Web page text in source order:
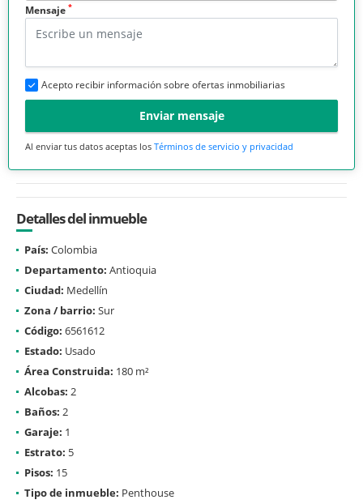
Mensaje *
Acepto recibir información sobre ofertas inmobiliarias
Enviar mensaje
Al enviar tus datos aceptas los Términos de servicio y privacidad
Detalles del inmueble
País: Colombia
Departamento: Antioquia
Ciudad: Medellín
Zona / barrio: Sur
Código: 6561612
Estado: Usado
Área Construida: 180 m²
Alcobas: 2
Baños: 2
Garaje: 1
Estrato: 5
Pisos: 15
Tipo de inmueble: Penthouse